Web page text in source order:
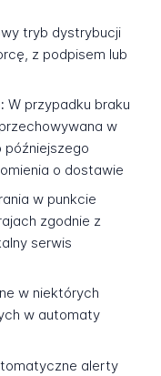
tryb dystrybucji
z podpisem lub
W przypadku braku
w
późniejszego
o dostawie
w punkcie
zgodnie z
serwis
w niektórych
w automaty
alerty